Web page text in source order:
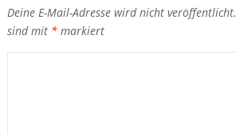
Deine E-Mail-Adresse wird nicht veröffentlicht.
sind mit *markiert